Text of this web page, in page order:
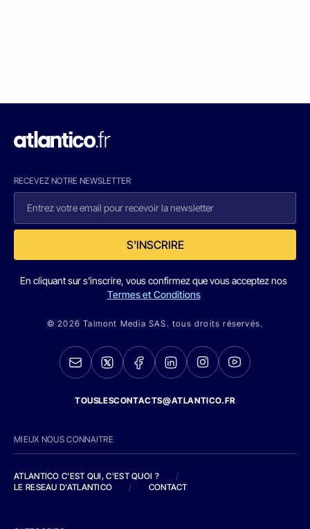
RECEVEZ NOTRE NEWSLETTER
S'INSCRIRE
En cliquant sur s'inscrire, vous confirmez que vous acceptez nos
Termes et Conditions
© 2026 Talmont Media SAS. tous droits réservés.
TOUSLESCONTACTS@ATLANTICO.FR
MIEUX NOUS CONNAITRE
ATLANTICO C'EST QUI, C'EST QUOI ?
/
LE RESEAU D'ATLANTICO
/ CONTACT